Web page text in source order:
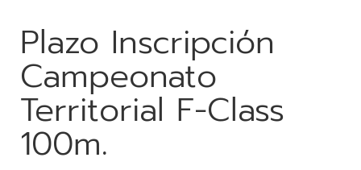
Plazo Inscripción
Campeonato
Territorial F-Class
100m.